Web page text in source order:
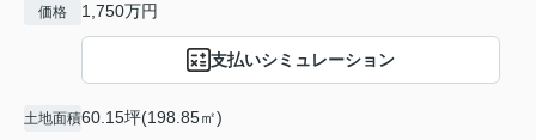
価格 1,750万円
支払いシミュレーション
土地面積60.15坪(198.85㎡)